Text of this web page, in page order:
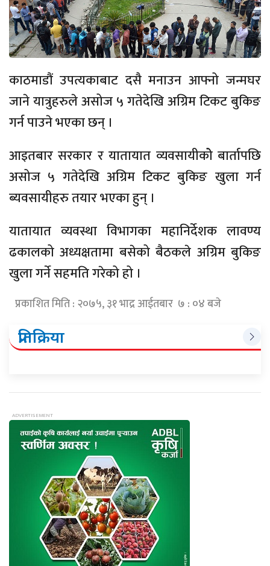
काठमाडौं उपत्यकाबाट दसै मनाउन आफ्नो जन्मघर
जाने यात्रुहरुले असोज ५ गतेदेखि अग्रिम टिकट बुकिङ
गर्न पाउने भएका छन् ।
आइतबार सरकार र यातायात व्यवसायीकोे बार्तापछि
असोज ५ गतेदेखि अग्रिम टिकट बुकिङ खुला गर्न
ब्यवसायीहरु तयार भएका हुन् ।
यातायात व्यवस्था विभागका महानिर्देशक लावण्य
ढकालको अध्यक्षतामा बसेको बैठकले अग्रिम बुकिङ
खुला गर्ने सहमति गरेको हो ।
प्रकाशित मिति : २०७५, ३१ भाद्र आईतबार ७ : ०४ बजे
प्रतिक्रिया